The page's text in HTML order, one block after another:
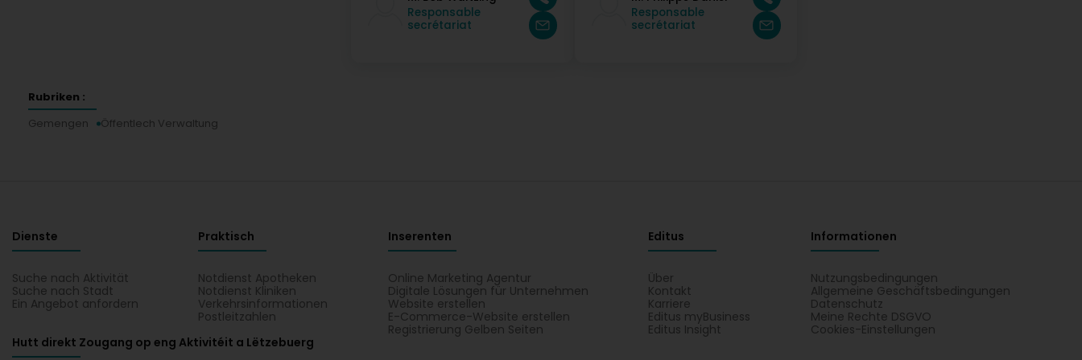
Responsable
secrétariat
Responsable
secrétariat
Rubriken :
Gemengen
Öffentlech Verwaltung
Dienste
Suche nach Aktivität
Suche nach Stadt
Ein Angebot anfordern
Praktisch
Notdienst Apotheken
Notdienst Kliniken
Verkehrsinformationen
Postleitzahlen
Inserenten
Online Marketing Agentur
Digitale Lösungen für Unternehmen
Website erstellen
E-Commerce-Website erstellen
Registrierung Gelben Seiten
Editus
Über
Kontakt
Karriere
Editus myBusiness
Editus Insight
Informationen
Nutzungsbedingungen
Allgemeine Geschäftsbedingungen
Datenschutz
Meine Rechte DSGVO
Cookies-Einstellungen
Hutt direkt Zougang op eng Aktivitéit a Lëtzebuerg